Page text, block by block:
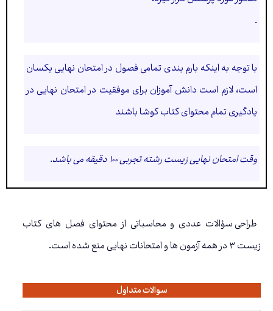
.
با توجه به اینکه بارم بندی تمامی فصول در امتحان نهایی یکسان
است، لازم است دانش آموزان برای موفقیت در امتحان نهایی در
یادگیری تمام محتوای کتاب کوشا باشند
وقت امتحان نهایی زیست رشته تجربی ۱۰۰ دقیقه می باشد.
طراحی سؤالات عددی و محاسباتی از محتوای فصل های کتاب
زیست ۳ در همه آزمون ها و امتحانات نهایی منع شده است.
سوالات متداول